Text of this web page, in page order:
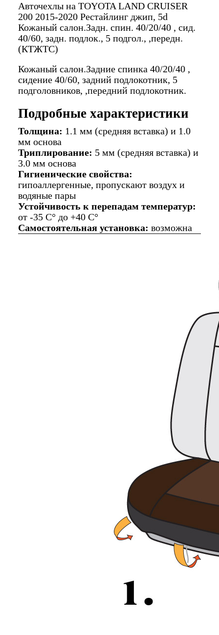
Авточехлы на TOYOTA LAND CRUISER
200 2015-2020 Рестайлинг джип, 5d
Кожаный салон.Задн. спин. 40/20/40 , сид.
40/60, задн. подлок., 5 подгол., ,передн.
(КТЖТС)
Кожаный салон.Задние спинка 40/20/40 ,
сидение 40/60, задний подлокотник, 5
подголовников, ,передний подлокотник.
Подробные характеристики
Толщина: 1.1 мм (средняя вставка) и 1.0
мм основа
Триплирование: 5 мм (средняя вставка) и
3.0 мм основа
Гигиенические свойства:
гипоаллергенные, пропускают воздух и
водяные пары
Устойчивость к перепадам температур:
от -35 C° до +40 C°
Самостоятельная установка: возможна